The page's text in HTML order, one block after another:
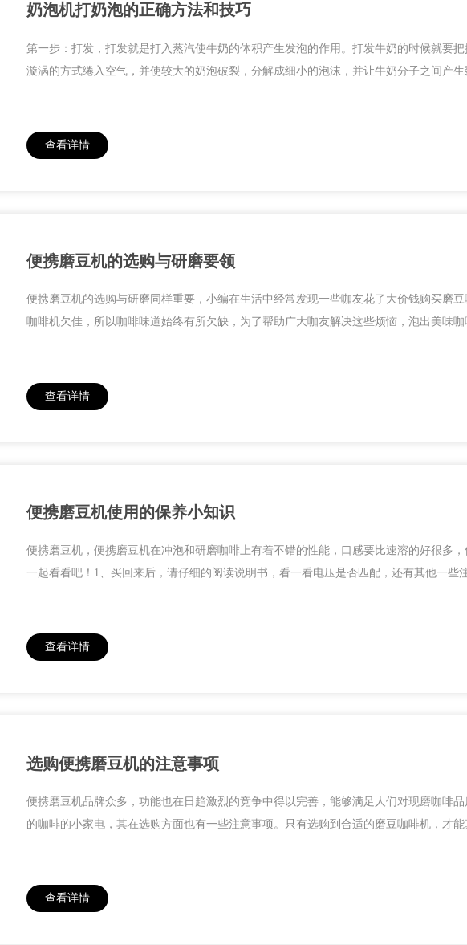
奶泡机打奶泡的正确方法和技巧
第一步：打发，打发就是打入蒸汽使牛奶的体积产生发泡的作用。打发牛奶的时候就要
漩涡的方式绻入空气，并使较大的奶泡破裂，分解成细小的泡沫，并让牛奶分子之间产
查看详情
便携磨豆机的选购与研磨要领
便携磨豆机的选购与研磨同样重要，小编在生活中经常发现一些咖友花了大价钱购买磨
咖啡机欠佳，所以咖啡味道始终有所欠缺，为了帮助广大咖友解决这些烦恼，泡出美味
查看详情
便携磨豆机使用的保养小知识
便携磨豆机，便携磨豆机在冲泡和研磨咖啡上有着不错的性能，口感要比速溶的好很多
一起看看吧！1、买回来后，请仔细的阅读说明书，看一看电压是否匹配，还有其他一些
查看详情
选购便携磨豆机的注意事项
便携磨豆机品牌众多，功能也在日趋激烈的竞争中得以完善，能够满足人们对现磨咖啡
的咖啡的小家电，其在选购方面也有一些注意事项。只有选购到合适的磨豆咖啡机，才能
查看详情